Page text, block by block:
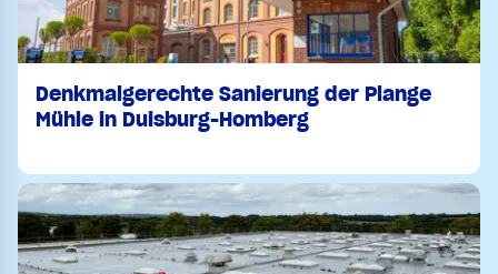
Denkmalgerechte Sanierung der Plange
Mühle in Duisburg-Homberg